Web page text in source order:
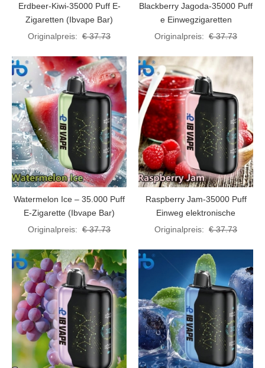
Erdbeer-Kiwi-35000 Puff E-
Zigaretten (Ibvape Bar)
Originalpreis: € 37.73
Blackberry Jagoda-35000 Puff
e Einwegzigaretten
Originalpreis: € 37.73
Watermelon Ice – 35.000 Puff
E-Zigarette (Ibvape Bar)
Originalpreis: € 37.73
Raspberry Jam-35000 Puff
Einweg elektronische
Zigarette (Ibvape Bar)
Originalpreis: € 37.73